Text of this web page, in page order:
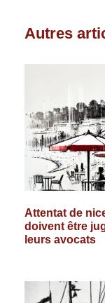
Autres
Attentat de
doivent être
leurs avocats